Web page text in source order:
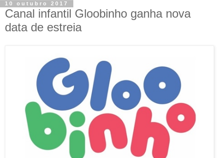
10 outubro 2017
Canal infantil Gloobinho ganha nova
data de estreia